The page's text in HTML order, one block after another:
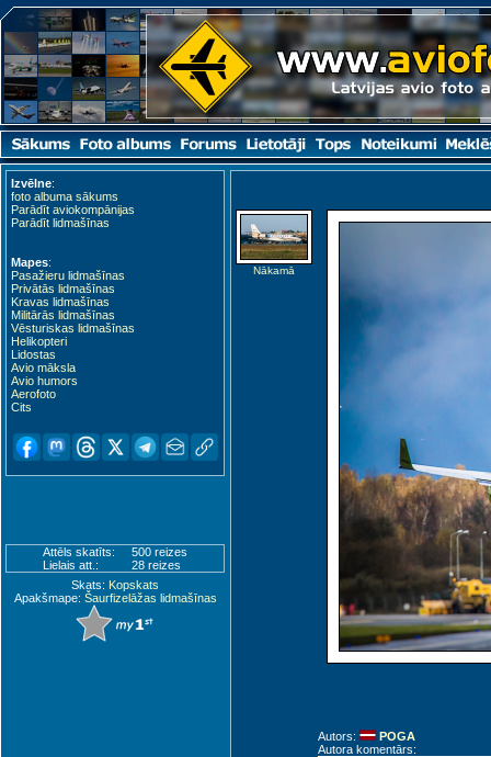
Izvēlne:
foto albuma sākums
Parādīt aviokompānijas
Parādīt lidmašīnas
Mapes:
Pasažieru lidmašīnas
Privātās lidmašīnas
Kravas lidmašīnas
Militārās lidmašīnas
Vēsturiskas lidmašīnas
Helikopteri
Lidostas
Avio māksla
Avio humors
Aerofoto
Cits
Attēls skatīts:
500 reizes
Lielais att.:
28 reizes
Skats: Kopskats
Apakšmape: Šaurfizelāžas lidmašīnas
Nākamā
Autors:
POGA
Autora komentārs: